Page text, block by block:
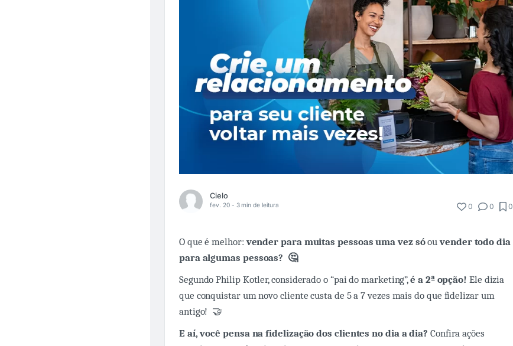
Cielo
fev. 20 - 3 min de leitura 0 0 0
O que é melhor:vender para muitas pessoas uma vez sóouvender todo dia
para algumas pessoas? 🤔
Segundo Philip Kotler, considerado o “pai do marketing”,é a 2ª opção! Ele dizia
que conquistar um novo cliente custa de 5 a 7 vezes mais do que fidelizar um
antigo! 🤝
E aí, você pensa na fidelização dos clientes no dia a dia? Confira ações